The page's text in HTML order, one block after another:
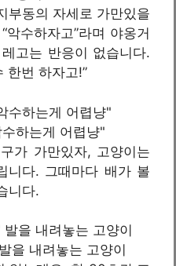
부동의 자세로 가만있을
수하자고”라며 야옹거
고는 반응이 없습니다.
한번 하자고!”
하는게 어렵냥"
가 가만있자, 고양이는
니다. 그때마다 배가 볼
니다.
을 내려놓는 고양이